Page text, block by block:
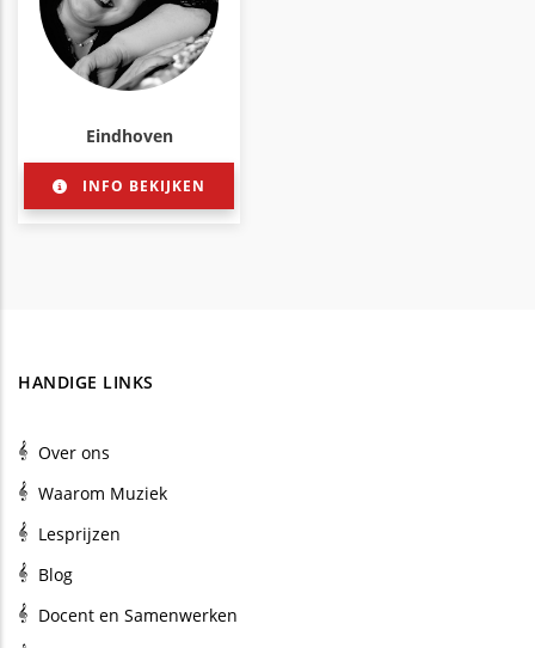
Eindhoven
INFO BEKIJKEN
HANDIGE LINKS
Over ons
Waarom Muziek
Lesprijzen
Blog
Docent en Samenwerken